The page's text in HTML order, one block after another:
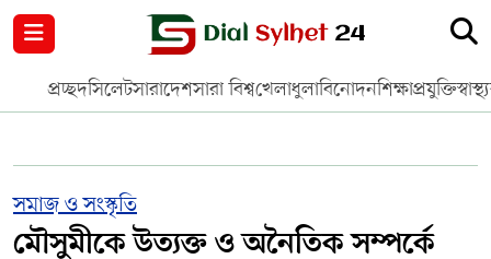
প্রচ্ছদসিলেটসারাদেশসারা বিশ্বখেলাধুলাবিনোদনশিক্ষাপ্রযুক্তি
সমাজ ও সংস্কৃতি
মৌসুমীকে উত্যক্ত ও অনৈতিক সম্পর্কে
নগর পরিকল্পনা
সুনামগঞ্জ
হবিগঞ্জ
জাতীয়
আন্তর্জাতিক
মুক্তমত
YOUTUBE
FACEBOOK